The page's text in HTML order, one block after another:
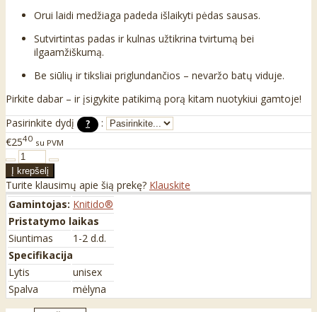
Orui laidi medžiaga padeda išlaikyti pėdas sausas.
Sutvirtintas padas ir kulnas užtikrina tvirtumą bei
ilgaamžiškumą.
Be siūlių ir tiksliai priglundančios – nevaržo batų viduje.
Pirkite dabar – ir įsigykite patikimą porą kitam nuotykiui gamtoje!
Pasirinkite dydį
?
:
€2540 su PVM
Turite klausimų apie šią prekę? Klauskite
Gamintojas: Knitido®
Pristatymo laikas
Siuntimas
1-2 d.d.
Specifikacija
Lytis
unisex
Spalva
mėlyna